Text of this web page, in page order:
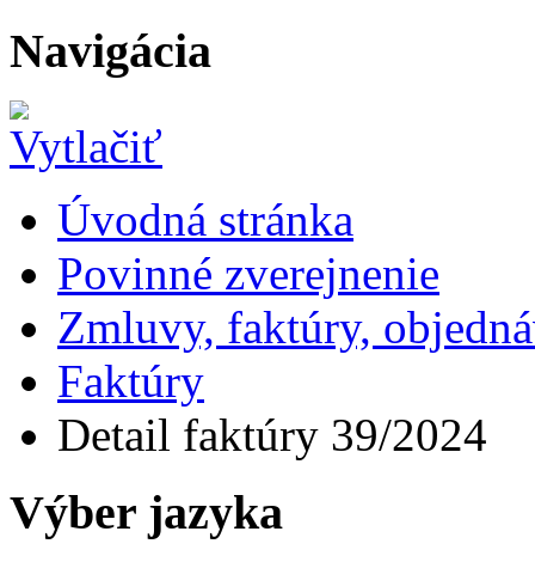
Navigácia
Úvodná stránka
Povinné zverejnenie
Zmluvy, faktúry,
Faktúry
Detail faktúry 39/2024
Výber jazyka